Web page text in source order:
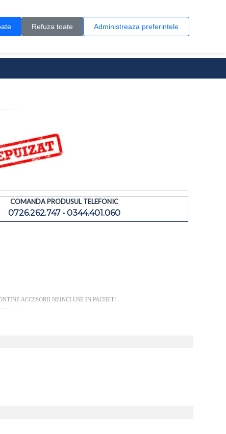
Refuza toate Administreaza preferintele
0 produs(e)
COMANDA PRODUSUL TELEFONIC
0726.262.747 • 0344.401.060
ACCESORII NEINCLUSE IN PACHET!